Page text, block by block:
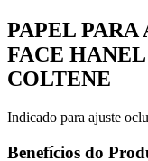
PAPEL
FACE
COLTENE
Indicado para ajuste
Benefícios do